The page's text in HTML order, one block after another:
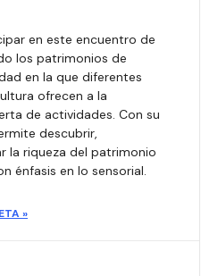
en este encuentro de
los patrimonios de
en la que diferentes
ofrecen a la
de actividades. Con su
descubrir,
la riqueza del patrimonio
énfasis en lo sensorial.
»